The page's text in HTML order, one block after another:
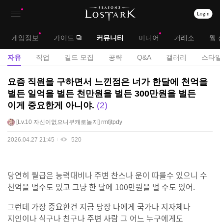
대
메
뉴
게임정보 가이드 커뮤니티 미디어 거래소 웹
서
메
자유 직업 길드 모집 공략 Q&A 갤러리 스타
자
유
게
시
판
요즘 직원을 구하면서 느낀점은 너가 한달에 천억을
벌든 일억을 벌든 천만원을 벌든 300만원을 벌든
이게 중요한게 아니야.
2
Lv.10 자신이없으니부캐로놀지 rmfjtpdy
2026.04.27 21:45 520
당연히 월급은 능력대비나 주변 찬스나 운이 따를수 있으니 수
천억을 벌수도 있고 그냥 한 달에 100만원을 벌 수도 있어.
그런데 가장 중요한건 지금 당장 나에게 국가나 지자체나
지인이나 식구나 친구나 주변 사람 그 어느 누구에게도